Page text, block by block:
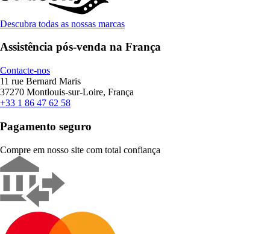
Descubra todas as nossas marcas
Assistência pós-venda na França
Contacte-nos
11 rue Bernard Maris
37270 Montlouis-sur-Loire, França
+33 1 86 47 62 58
Pagamento seguro
Compre em nosso site com total confiança